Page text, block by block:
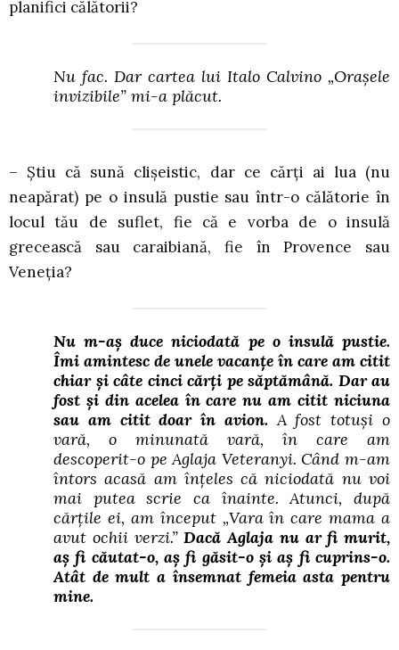
planifici călătorii?
Nu fac. Dar cartea lui Italo Calvino „Orașele
invizibile” mi-a plăcut.
– Știu că sună clișeistic, dar ce cărți ai lua (nu
neapărat) pe o insulă pustie sau într-o călătorie în
locul tău de suflet, fie că e vorba de o insulă
grecească sau caraibiană, fie în Provence sau
Veneția?
Nu m-aș duce niciodată pe o insulă pustie.
Îmi amintesc de unele vacanțe în care am citit
chiar și câte cinci cărți pe săptămână. Dar au
fost și din acelea în care nu am citit niciuna
sau am citit doar în avion. A fost totuși o
vară, o minunată vară, în care am
descoperit-o pe Aglaja Veteranyi. Când m-am
întors acasă am înțeles că niciodată nu voi
mai putea scrie ca înainte. Atunci, după
cărțile ei, am început „Vara în care mama a
avut ochii verzi.”Dacă Aglaja nu ar fi murit,
aș fi căutat-o, aș fi găsit-o și aș fi cuprins-o.
Atât de mult a însemnat femeia asta pentru
mine.